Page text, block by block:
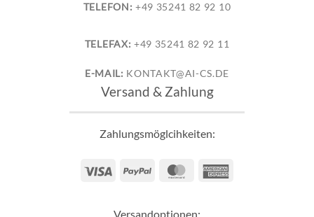
TELEFON: +49 35241 82 92 10
TELEFAX: +49 35241 82 92 11
E-MAIL: KONTAKT@AI-CS.DE
Versand & Zahlung
Zahlungsmöglcihkeiten:
Visa PayPal MasterCard
Versandoptionen: